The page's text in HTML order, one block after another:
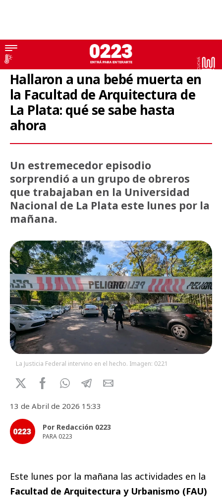
Horror
Hallaron a una bebé muerta en
la Facultad de Arquitectura de
La Plata: qué se sabe hasta
ahora
Un estremecedor episodio
sorprendió a un grupo de obreros
que trabajaban en la Universidad
Nacional de La Plata este lunes por la
mañana.
La Justicia Federal intervino en el hecho. Imagen: 0221
13 de Abril de 2026 15:33
Por Redacción 0223
PARA 0223
Este lunes por la mañana las actividades en la
Facultad de Arquitectura y Urbanismo (FAU)